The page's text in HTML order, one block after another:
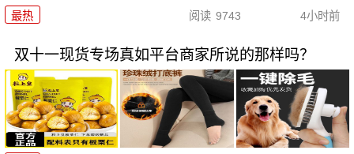
最热 阅读 9743 4小时前
双十一现货专场真如平台商家所说的那样吗？